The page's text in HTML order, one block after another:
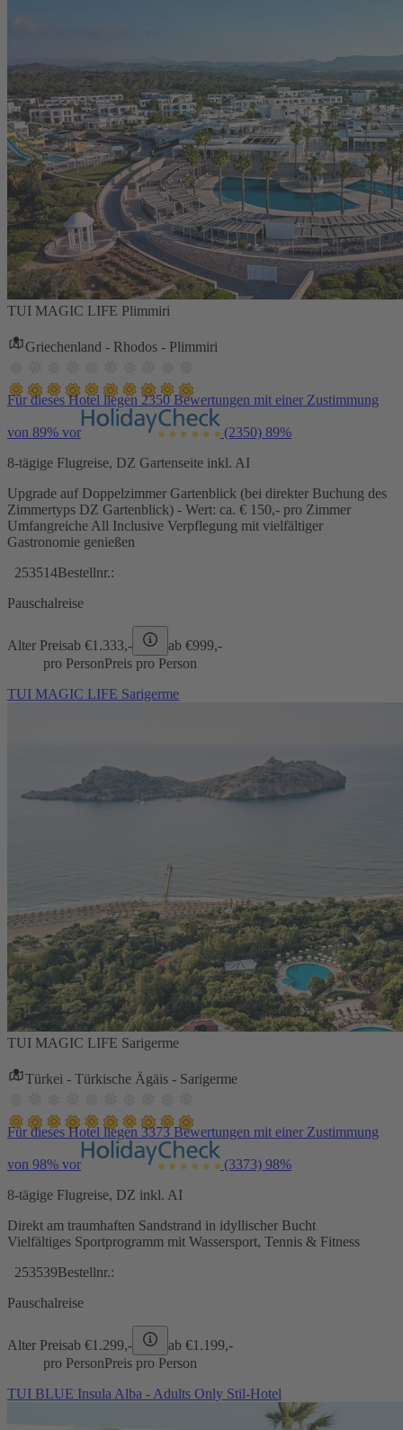
TUI MAGIC LIFE Plimmiri
Griechenland - Rhodos - Plimmiri
Für dieses Hotel liegen 2350 Bewertungen mit einer Zustimmung
von 89% vor (2350) 89%
8-tägige Flugreise, DZ Gartenseite inkl. AI
Upgrade auf Doppelzimmer Gartenblick (bei direkter Buchung des
Zimmertyps DZ Gartenblick) - Wert: ca. € 150,- pro Zimmer
Umfangreiche All Inclusive Verpflegung mit vielfältiger
Gastronomie genießen
253514Bestellnr.:
Pauschalreise
Alter Preisab €1.333,- ab €999,-
pro PersonPreis pro Person
TUI MAGIC LIFE Sarigerme
TUI MAGIC LIFE Sarigerme
Türkei - Türkische Ägäis - Sarigerme
Für dieses Hotel liegen 3373 Bewertungen mit einer Zustimmung
von 98% vor (3373) 98%
8-tägige Flugreise, DZ inkl. AI
Direkt am traumhaften Sandstrand in idyllischer Bucht
Vielfältiges Sportprogramm mit Wassersport, Tennis & Fitness
253539Bestellnr.:
Pauschalreise
Alter Preisab €1.299,- ab €1.199,-
pro PersonPreis pro Person
TUI BLUE Insula Alba - Adults Only Stil-Hotel